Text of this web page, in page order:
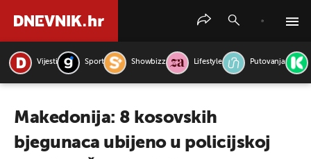
Vijesti Sport Showbizz Lifestyle Putovanja
Makedonija: 8 kosovskih
bjegunaca ubijeno u policijskoj
PRETRAŽITE VIJESTI